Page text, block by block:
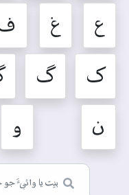
ع غ
ک گ
ن و